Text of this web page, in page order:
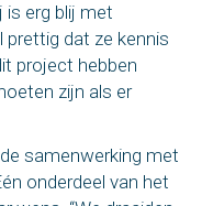
is erg blij met
prettig dat ze kennis
project hebben
zijn als er
samenwerking met
onderdeel van het